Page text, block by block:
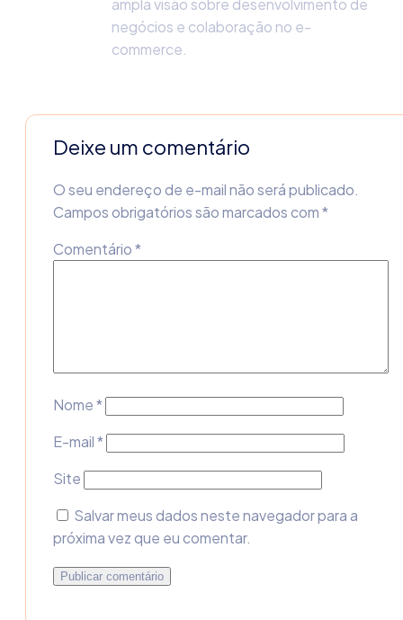
negócios e colaboração no e-
commerce.
Deixe um comentário
O seu endereço de e-mail não será publicado.
Campos obrigatórios são marcados com*
Comentário*
Nome*
E-mail*
Site
Salvar meus dados neste navegador para a
próxima vez que eu comentar.